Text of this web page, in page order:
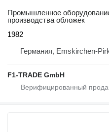
Промышленное
производства обложек
1982
Германия, Emskirchen-
F1-TRADE GmbH